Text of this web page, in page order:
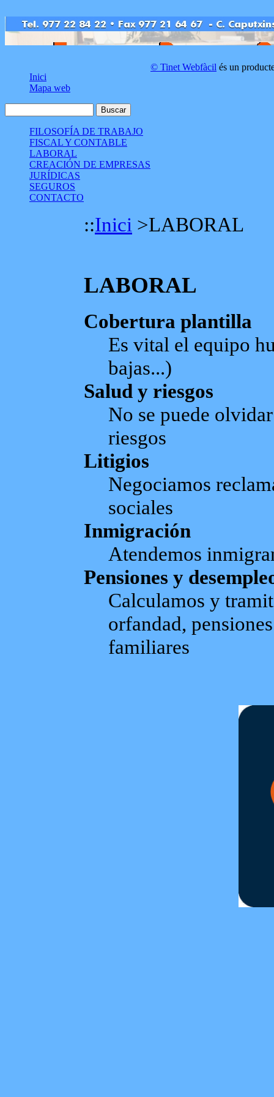
Inici
Mapa web
FILOSOFÍA DE TRABAJO
FISCAL Y CONTABLE
LABORAL
CREACIÓN DE EMPRESAS
JURÍDICAS
SEGUROS
CONTACTO
::Inici >LABORAL
LABORAL
Cobertura plantilla
Es vital el equipo
bajas...)
Salud y riesgos
No se puede
riesgos
Litigios
Negociamos
sociales
Inmigración
Atendemos
Pensiones y
Calculamos y
orfandad,
familiares
© Tinet Webfàcil és un